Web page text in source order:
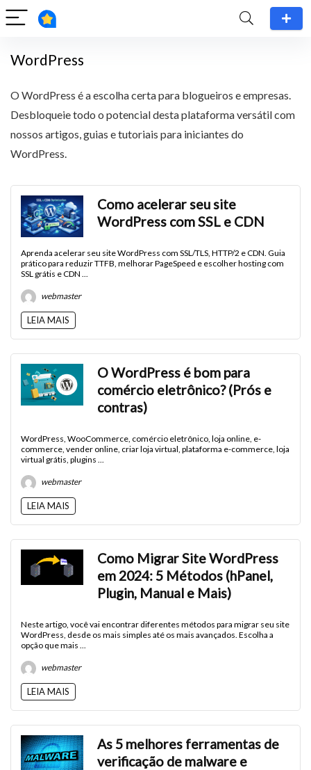
WordPress
O WordPress é a escolha certa para blogueiros e empresas.
Desbloqueie todo o potencial desta plataforma versátil com
nossos artigos, guias e tutoriais para iniciantes do
WordPress.
Como acelerar seu site
WordPress com SSL e CDN
Aprenda acelerar seu site WordPress com SSL/TLS, HTTP/2 e CDN. Guia
prático para reduzir TTFB, melhorar PageSpeed e escolher hosting com
SSL grátis e CDN ...
webmaster
LEIA MAIS
O WordPress é bom para
comércio eletrônico? (Prós e
contras)
WordPress, WooCommerce, comércio eletrônico, loja online, e-
commerce, vender online, criar loja virtual, plataforma e-commerce, loja
virtual grátis, plugins ...
webmaster
LEIA MAIS
Como Migrar Site WordPress
em 2024: 5 Métodos (hPanel,
Plugin, Manual e Mais)
Neste artigo, você vai encontrar diferentes métodos para migrar seu site
WordPress, desde os mais simples até os mais avançados. Escolha a
opção que mais ...
webmaster
LEIA MAIS
As 5 melhores ferramentas de
verificação de malware e